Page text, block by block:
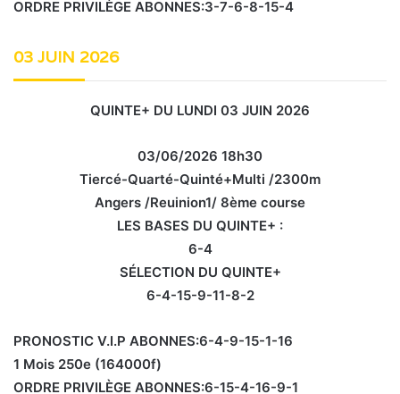
ORDRE PRIVILÈGE ABONNES:3-7-6-8-15-4
03 JUIN 2026
QUINTE+ DU LUNDI 03 JUIN 2026
03/06/2026 18h30
Tiercé-Quarté-Quinté+Multi /2300m
Angers /Reuinion1/ 8ème course
LES BASES DU QUINTE+ :
6-4
SÉLECTION DU QUINTE+
6-4-15-9-11-8-2
PRONOSTIC V.I.P ABONNES:6-4-9-15-1-16
1 Mois 250e (164000f)
ORDRE PRIVILÈGE ABONNES:6-15-4-16-9-1